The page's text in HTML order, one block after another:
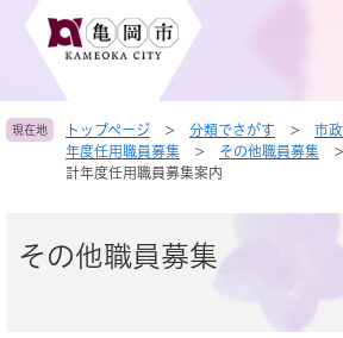
頭
飛現在地 トップページ > 分類でさがす > 市政
年度任用職員募集
> その他職員募集 >
計年度任用職員募集案内
その他職員募集